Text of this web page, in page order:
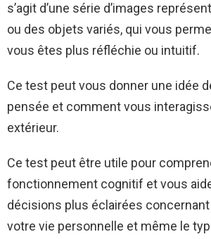
s’agit d’une série d’images
ou des objets variés, qui vous
vous êtes plus réfléchie ou intuitif.
Ce test peut vous donner une idée
pensée et comment vous
extérieur.
Ce test peut être utile pour
fonctionnement cognitif et vous
décisions plus éclairées
votre vie personnelle et même le